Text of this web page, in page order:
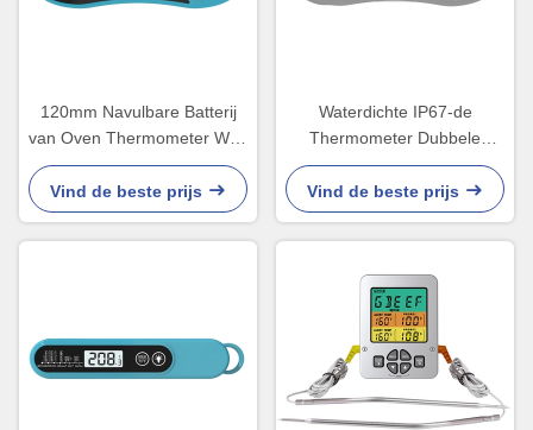
120mm Navulbare Batterij
van Oven Thermometer With
3.7V van de Sonde de
Digitale BARBECUE
Vind de beste prijs
Waterdichte IP67-de
Thermometer Dubbele
Sonde van het
BARBECUEvlees voor
Keukenvoedsel
Vind de beste prijs